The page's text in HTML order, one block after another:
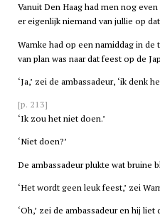
Vanuit Den Haaghad men nog even
er eigenlijk niemand van jullie op
Warnke had op een namiddag in
van plan was naar dat feest op de
‘Ja,’ zei de ambassadeur, ‘ik denk
[p. 213]
‘Ik zou het niet doen.’
‘Niet doen?’
De ambassadeur plukte wat bruine
‘Het wordt geen leuk feest,’ zei
‘Oh,’ zei de ambassadeur en hij